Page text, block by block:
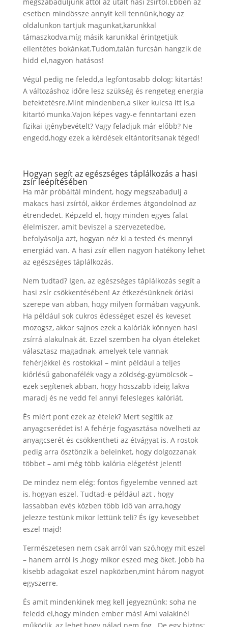
esetben mindössze annyit kell tennünk,hogy az
oldalunkon tartjuk magunkat,karunkkal
támaszkodva,míg másik karunkkal érintgetjük
ellentétes bokánkat.Tudom,talán furcsán hangzik de
hidd el,nagyon hatásos!
Végül pedig ne feledd,a legfontosabb dolog: kitartás!
A változáshoz időre lesz szükség és rengeteg energia
befektetésre.Mint mindenben,a siker kulcsa itt is,a
kitartó munka.Vajon képes vagy-e fenntartani ezen
fizikai igénybevételt? Vagy feladjuk már előbb? Ne
engedd,hogy ezek a kérdések eltántorítsanak téged!
Hogyan segít az egészséges táplálkozás a hasi
zsír leépítésében
Ha már próbáltál mindent, hogy megszabadulj a
makacs hasi zsírtól, akkor érdemes átgondolnod az
étrendedet. Képzeld el, hogy minden egyes falat
élelmiszer, amit beviszel a szervezetedbe,
befolyásolja azt, hogyan néz ki a tested és mennyi
energiád van. A hasi zsír ellen nagyon hatékony lehet
az egészséges táplálkozás.
Nem tudtad? Igen, az egészséges táplálkozás segít a
hasi zsír csökkentésében! Az étkezésünknek óriási
szerepe van abban, hogy milyen formában vagyunk.
Ha például sok cukros édességet eszel és keveset
mozogsz, akkor sajnos ezek a kalóriák könnyen hasi
zsírrá alakulnak át. Ezzel szemben ha olyan ételeket
választasz magadnak, amelyek tele vannak
fehérjékkel és rostokkal – mint például a teljes
kiőrlésű gabonafélék vagy a zöldség-gyümölcsök –
ezek segítenek abban, hogy hosszabb ideig lakva
maradj és ne vedd fel annyi felesleges kalóriát.
És miért pont ezek az ételek? Mert segítik az
anyagcserédet is! A fehérje fogyasztása növelheti az
anyagcserét és csökkentheti az étvágyat is. A rostok
pedig arra ösztönzik a beleinket, hogy dolgozzanak
többet – ami még több kalória elégetést jelent!
De mindez nem elég: fontos figyelembe venned azt
is, hogyan eszel. Tudtad-e például azt , hogy
lassabban evés közben több idő van arra,hogy
jelezze testünk mikor lettünk teli? És így kevesebbet
eszel majd!
Természetesen nem csak arról van szó,hogy mit eszel
– hanem arról is ,hogy mikor eszed meg őket. Jobb ha
kisebb adagokat eszel napközben,mint három nagyot
egyszerre.
És amit mindenkinek meg kell jegyeznünk: soha ne
feledd el,hogy minden ember más! Ami valakinél